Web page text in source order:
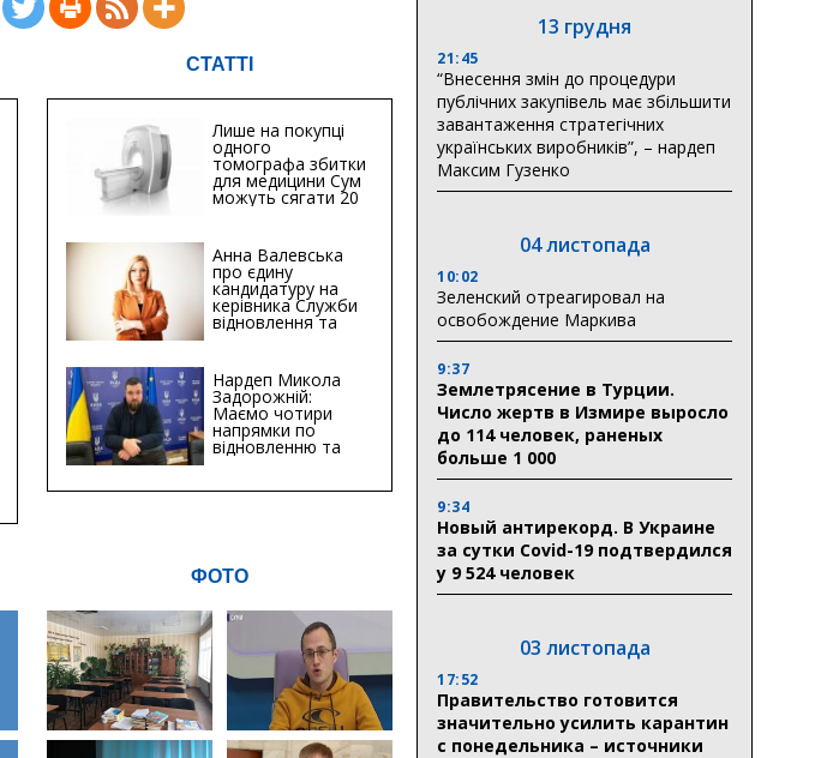
СТАТТІ
Лише на покупці
одного
томографа збитки
для медицини Сум
можуть сягати 20
Анна Валевська
про єдину
кандидатуру на
керівника Служби
відновлення та
Хіба...
Нардеп Микола
Задорожній:
Маємо чотири
напрямки по
відновленню та
інфраструктури
ФОТО
13 грудня
21:45
“Внесення змін до процедури
публічних закупівель має збільшити
завантаження стратегічних
українських виробників”, – нардеп
Максим Гузенко
04 листопада
10:02
Зеленский отреагировал на
освобождение Маркива
9:37
Землетрясение в Турции.
Число жертв в Измире выросло
до 114 человек, раненых
больше 1 000
9:34
Новый антирекорд. В Украине
за сутки Covid-19 подтвердился
у 9 524 человек
03 листопада
17:52
Правительство готовится
значительно усилить карантин
с понедельника – источники